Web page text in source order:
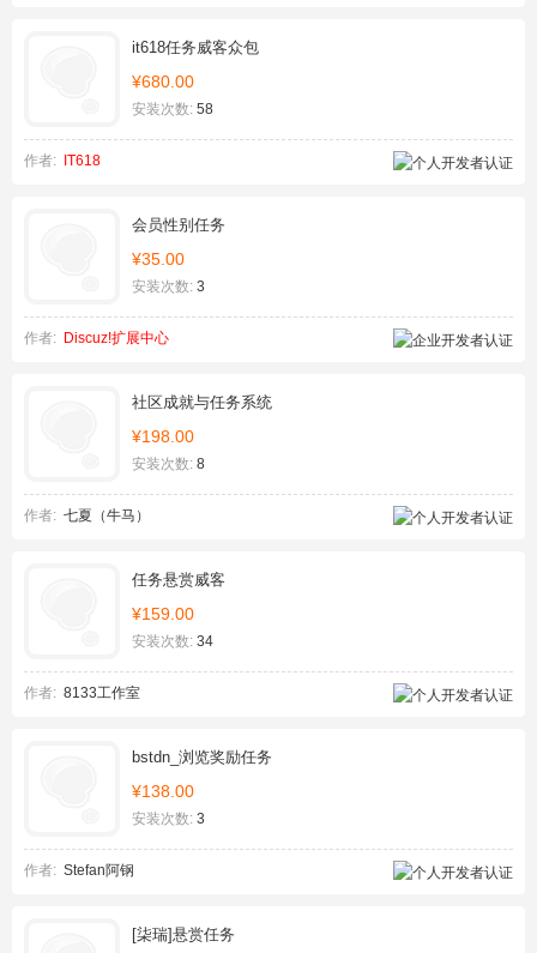
it618任务威客众包
¥680.00
安装次数: 58
作者: IT618
会员性别任务
¥35.00
安装次数: 3
作者: Discuz!扩展中心
社区成就与任务系统
¥198.00
安装次数: 8
作者: 七夏（牛马）
任务悬赏威客
¥159.00
安装次数: 34
作者: 8133工作室
bstdn_浏览奖励任务
¥138.00
安装次数: 3
作者: Stefan阿钢
[柒瑞]悬赏任务